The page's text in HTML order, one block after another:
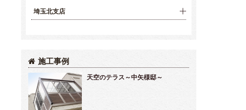
埼玉北支店
施工事例
天空のテラス～中矢様邸～